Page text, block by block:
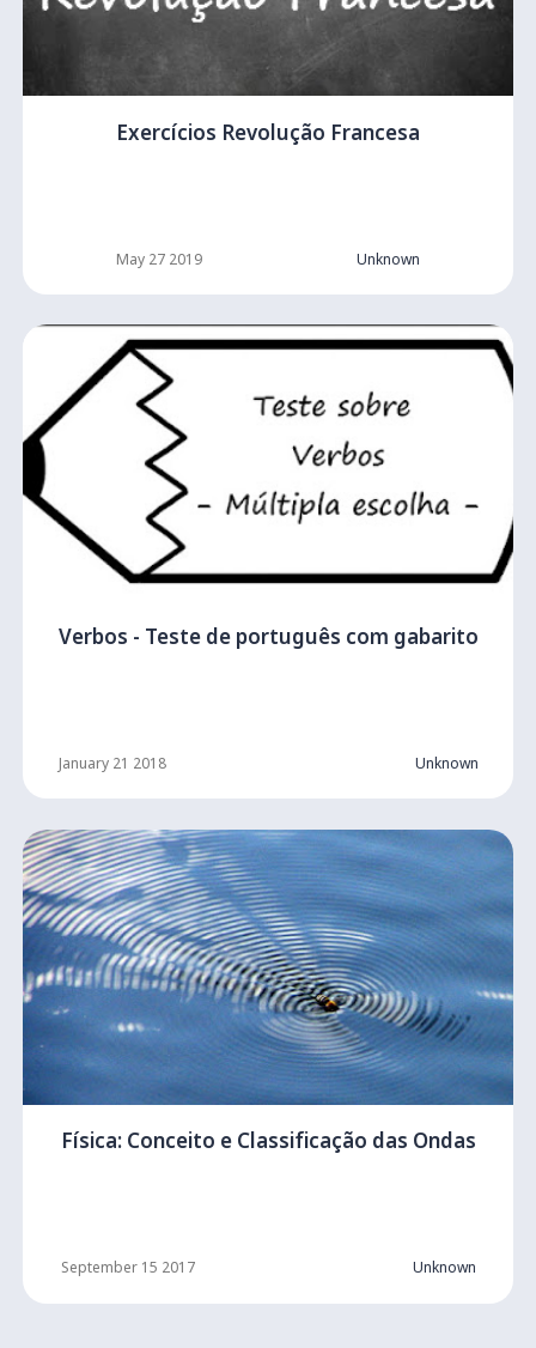
Exercícios Revolução Francesa
May 27 2019 Unknown
Verbos - Teste de português com gabarito
January 21 2018 Unknown
Física: Conceito e Classificação das Ondas
September 15 2017 Unknown